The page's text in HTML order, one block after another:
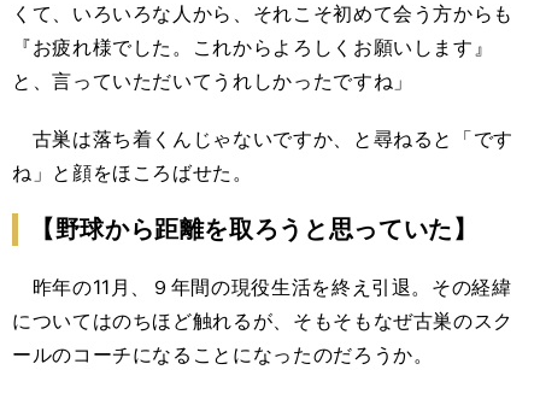
くて、いろいろな人から、それこそ初めて会う方からも
『お疲れ様でした。これからよろしくお願いします』
と、言っていただいてうれしかったですね」
古巣は落ち着くんじゃないですか、と尋ねると「です
ね」と顔をほころばせた。
【野球から距離を取ろうと思っていた】
昨年の11月、９年間の現役生活を終え引退。その経緯
についてはのちほど触れるが、そもそもなぜ古巣のスク
ールのコーチになることになったのだろうか。